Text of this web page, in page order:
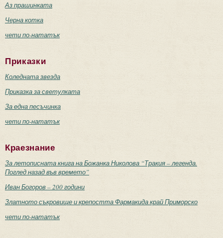
Аз прашинката
Черна котка
чети по-нататък
Приказки
Коледната звезда
Приказка за светулката
За една песъчинка
чети по-нататък
Краезнание
За летописната книга на Божанка Николова “Тракия – легенда.
Поглед назад във времето”
Иван Богоров – 200 години
Златното съкровище и крепостта Фармакида край Приморско
чети по-нататък